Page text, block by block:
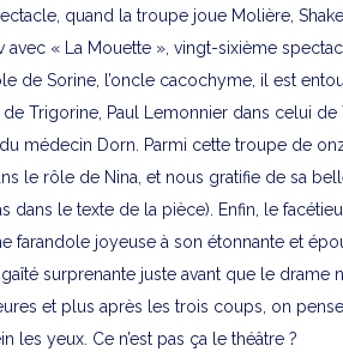
quand la troupe joue Molière,
avec « La Mouette », vingt-sixième
de Sorine, l’oncle cacochyme, il est
Trigorine, Paul Lemonnier dans celui de
médecin Dorn. Parmi cette troupe de
le rôle de Nina, et nous gratifie de sa
dans le texte de la pièce). Enfin, le
farandole joyeuse à son étonnante et
surprenante juste avant que le drame
et plus après les trois coups, on
les yeux. Ce n’est pas ça le théâtre ?